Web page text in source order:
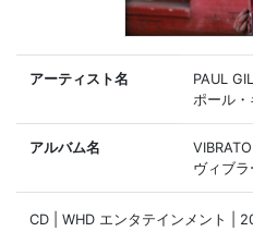
アーティスト名
PAUL
ポール・
アルバム名
VIBRATO
ヴィブラ
CD | WHD エンタテインメント |